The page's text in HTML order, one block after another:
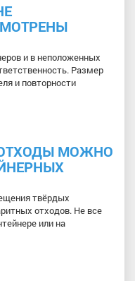
и в неположенных
Размер
и повторности
МОЖНО
твёрдых
отходов. Не все
или на